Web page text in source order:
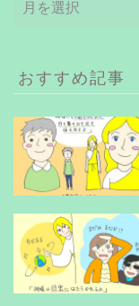
ー
ブ
おすすめ記事